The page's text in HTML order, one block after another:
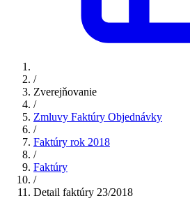
/
Zverejňovanie
/
Zmluvy Faktúry Objednávky
/
Faktúry rok 2018
/
Faktúry
/
Detail faktúry 23/2018